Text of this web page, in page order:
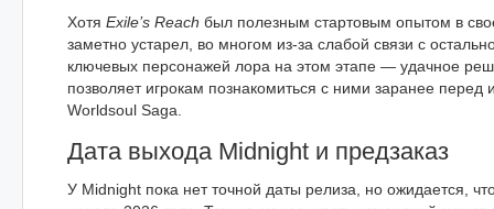
Хотя Exile’s Reach был полезным стартовым опытом в
заметно устарел, во многом из-за слабой связи с
ключевых персонажей лора на этом этапе — удачное
позволяет игрокам познакомиться с ними заранее перед
Worldsoul Saga.
Дата выхода Midnight и предзаказ
У Midnight пока нет точной даты релиза, но ожидается,